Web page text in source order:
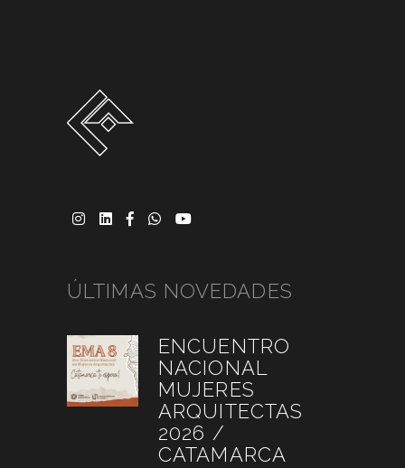
ÚLTIMAS NOVEDADES
ENCUENTRO
NACIONAL
MUJERES
ARQUITECTAS
2026 /
CATAMARCA